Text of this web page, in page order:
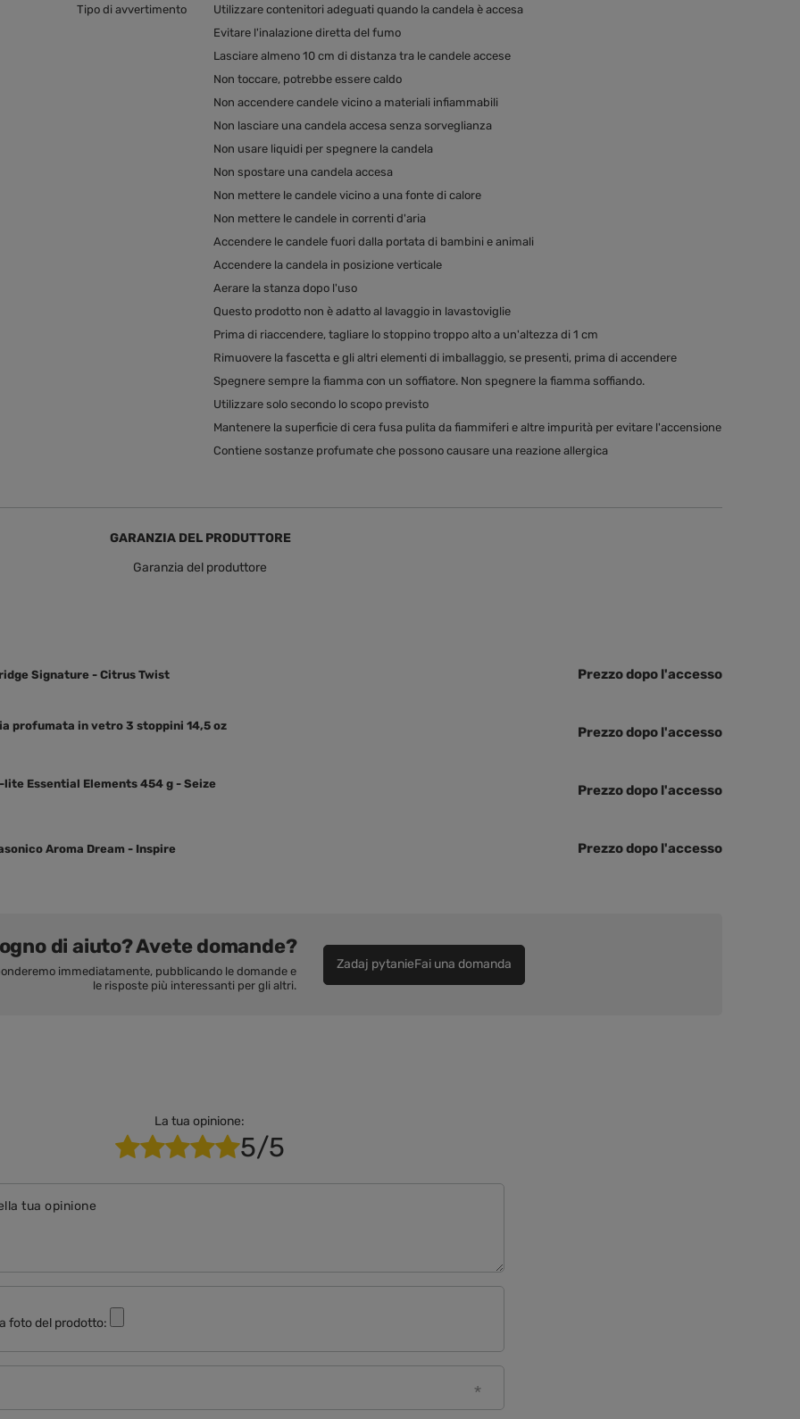
Tipo di avvertimento
Utilizzare contenitori adeguati quando la candela è accesa
Evitare l'inalazione diretta del fumo
Lasciare almeno 10 cm di distanza tra le candele accese
Non toccare, potrebbe essere caldo
Non accendere candele vicino a materiali infiammabili
Non lasciare una candela accesa senza sorveglianza
Non usare liquidi per spegnere la candela
Non spostare una candela accesa
Non mettere le candele vicino a una fonte di calore
Non mettere le candele in correnti d'aria
Accendere le candele fuori dalla portata di bambini e animali
Accendere la candela in posizione verticale
Aerare la stanza dopo l'uso
Questo prodotto non è adatto al lavaggio in lavastoviglie
Prima di riaccendere, tagliare lo stoppino troppo alto a un'altezza di 1 cm
Rimuovere la fascetta e gli altri elementi di imballaggio, se presenti, prima di accendere
Spegnere sempre la fiamma con un soffiatore. Non spegnere la fiamma soffiando.
Utilizzare solo secondo lo scopo previsto
Mantenere la superficie di cera fusa pulita da fiammiferi e altre impurità per evitare l'accensione
Contiene sostanze profumate che possono causare una reazione allergica
GARANZIA DEL PRODUTTORE
Garanzia del produttore
Signature - Citrus Twist Prezzo dopo l'accesso
profumata in vetro 3 stoppini 14,5 oz
Prezzo dopo l'accesso
Essential Elements 454 g - Seize
Prezzo dopo l'accesso
Aroma Dream - Inspire Prezzo dopo l'accesso
di aiuto? Avete domande?
immediatamente, pubblicando le domande e
le risposte più interessanti per gli altri.
Zadaj pytanieFai una domanda
La tua opinione:
5/5
tua opinione
foto del prodotto: